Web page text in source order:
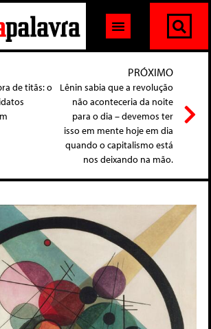
de titãs: o
PRÓXIMO
Lênin sabia que a revolução
não aconteceria da noite
para o dia – devemos ter
isso em mente hoje em dia
quando o capitalismo está
nos deixando na mão.